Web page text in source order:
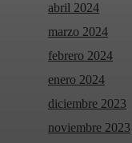
abril 2024
marzo 2024
febrero 2024
enero 2024
diciembre 2023
noviembre 2023